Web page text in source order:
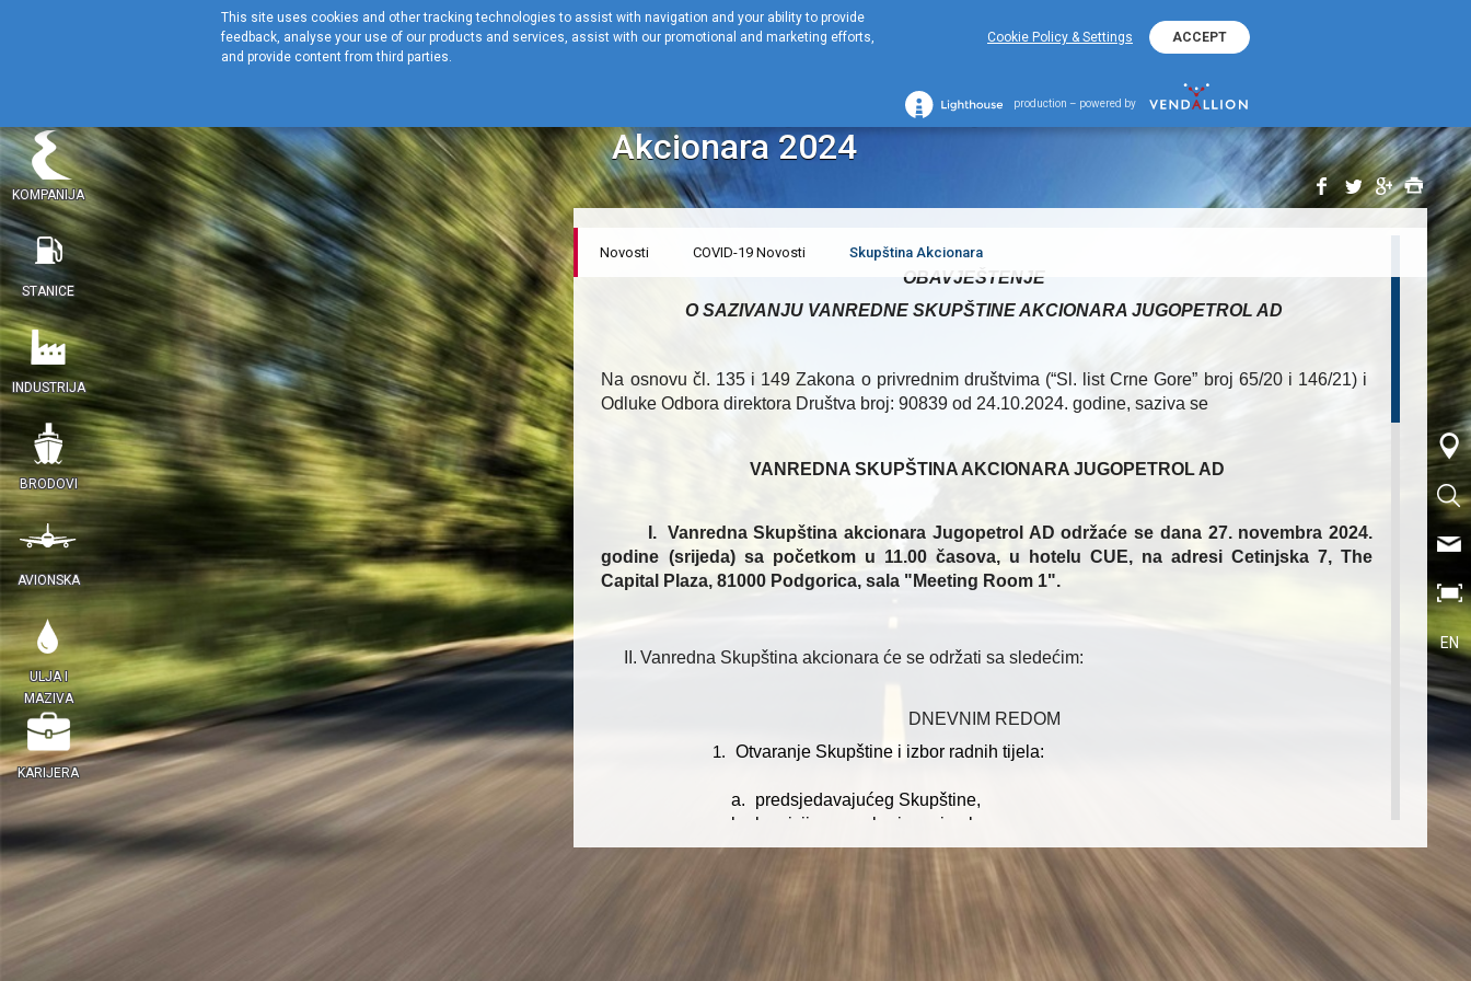
KOMPANIJA
STANICE
INDUSTRIJA
BRODOVI
AVIONSKA
ULJA I
MAZIVA
KARIJERA
EN
ΕΚΟ Kontakt Telefon
Obavještenje o Sazivanju Vanredne Skupštine Akcionara 2024
Obavještenje o Sazivanju Vanredne Skupštine
Akcionara 2024
Novosti COVID-19 Novosti Skupština Akcionara
OBAVJEŠTENJE
O SAZIVANJU VANREDNE SKUPŠTINE AKCIONARA JUGOPETROL AD
Na osnovu čl. 135 i 149 Zakona o privrednim društvima (“Sl. list Crne Gore” broj 65/20 i 146/21) i
Odluke Odbora direktora Društva broj: 90839od 24.10.2024. godine, saziva se
VANREDNA SKUPŠTINA AKCIONARA JUGOPETROL AD
I. Vanredna Skupština akcionara Jugopetrol AD održaće se dana 27. novembra 2024.
godine (srijeda) sa početkom u 11.00 časova, u hotelu CUE, na adresi Cetinjska 7, The
Capital Plaza, 81000 Podgorica, sala "Meeting Room 1".
II. Vanredna Skupština akcionara će se održatisa sledećim:
DNEVNIM REDOM
1. Otvaranje Skupštine i izbor radnih tijela:
a.
predsjedavajućeg Skupštine,
b.
komisije za prebrojavanje glasova,
c.
zapisničara,
akcionara koji ovjerava zapisnik;
Prestanak mandata članova Odbora direktora;
This site uses cookies and other tracking technologies to assist with navigation and your ability to provide
feedback, analyse your use of our products and services, assist with our promotional and marketing efforts,
and provide content from third parties.
Cookie Policy & Settings ACCEPT
production – powered by